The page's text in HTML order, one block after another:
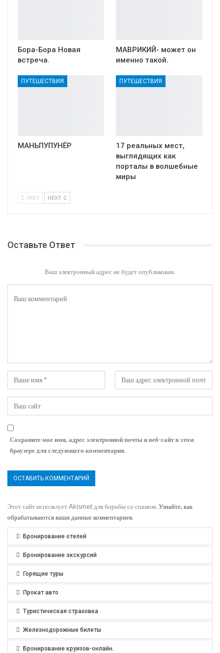
Бора-Бора Новая
встреча.
МАВРИКИЙ- может он
именно такой.
ПУТЕШЕСТВИЯ
МАНЬПУПУНЁР
ПУТЕШЕСТВИЯ
17 реальных мест,
выглядящих как
порталы в волшебные
миры
PREV NEXT
Оставьте Ответ
Ваш электронный адрес не будет опубликован.
Сохраните мое имя, адрес электронной почты и веб-сайт в этом
браузере для следующего комментария.
Этот сайт использует Akismet для борьбы со спамом. Узнайте, как
обрабатываются ваши данные комментариев.
Бронирование отелей
Бронирование экскурсий
Горящие туры
Прокат авто
Туристическая страховка
Железнодорожные билеты
Бронирование круизов-онлайн.